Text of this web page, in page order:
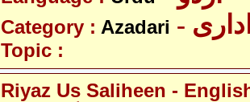
Category : Azadari
Topic :
Riyaz Us Saliheen -